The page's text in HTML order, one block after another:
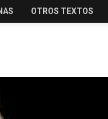
OTROS TEXTOS